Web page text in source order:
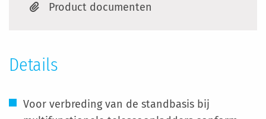
Product documenten
Details
Voor verbreding van de standbasis bij